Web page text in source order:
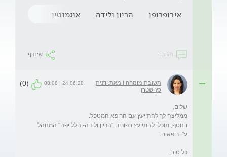
איבופרופן הריון ולידה אוגמנטין
תגובה שיתוף
תשובת מומחה | מאת: דנית
כץ-שטרן
24.06.20 | 08:08
(0)
בנוסף, תוכלי להתייעץ בפורום "הריון ולידה- הלל יפה" המנוהל